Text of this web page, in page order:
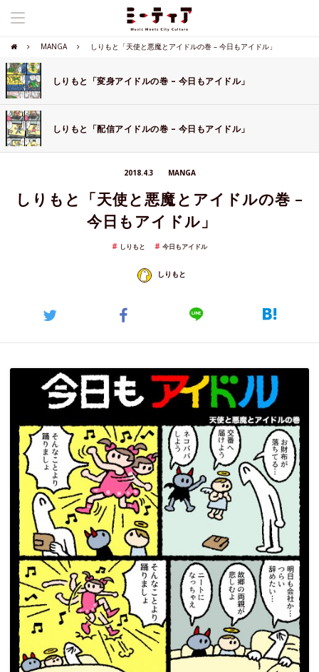
MANGA しりもと「天使と悪魔とアイドルの巻 – 今日もアイドル」
しりもと「変身アイドルの巻 – 今日もアイドル」
しりもと「配信アイドルの巻 – 今日もアイドル」
2018.4.3 MANGA
しりもと「天使と悪魔とアイドルの巻 –
今日もアイドル」
しりもと 今日もアイドル
しりもと